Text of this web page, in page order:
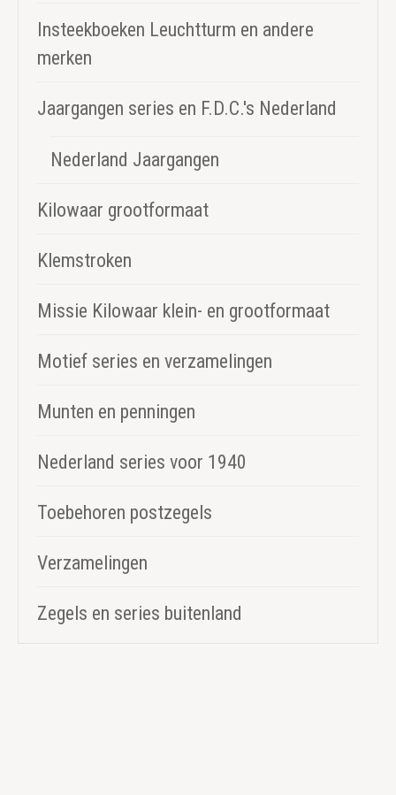
Insteekboeken Leuchtturm en andere
merken
Jaargangen series en F.D.C.'s Nederland
Nederland Jaargangen
Kilowaar grootformaat
Klemstroken
Missie Kilowaar klein- en grootformaat
Motief series en verzamelingen
Munten en penningen
Nederland series voor 1940
Toebehoren postzegels
Verzamelingen
Zegels en series buitenland